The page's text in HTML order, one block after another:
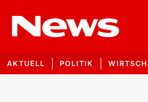
AKTUELL POLITIK